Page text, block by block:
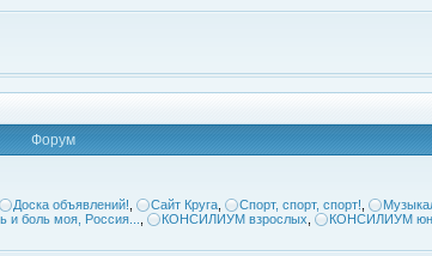
Форум
Доска объявлений! Сайт Круга Спорт, спорт, спорт!
и боль моя, Россия... КОНСИЛИУМ взрослых КОНСИЛИУМ